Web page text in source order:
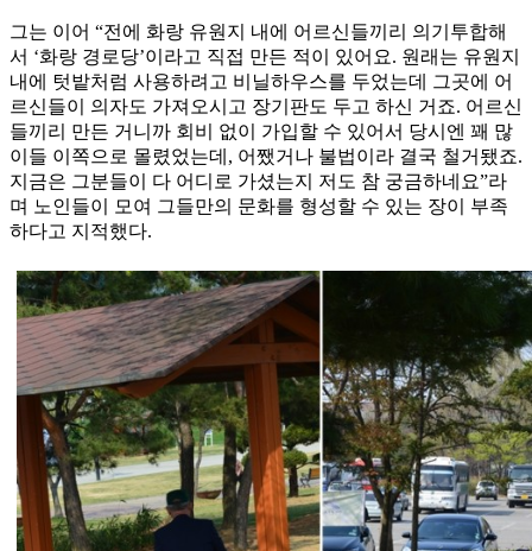
그는 이어 “전에 화랑 유원지 내에 어르신들끼리 의기투합해
서 ‘화랑 경로당’이라고 직접 만든 적이 있어요. 원래는 유원지
내에 텃밭처럼 사용하려고 비닐하우스를 두었는데 그곳에 어
르신들이 의자도 가져오시고 장기판도 두고 하신 거죠. 어르신
들끼리 만든 거니까 회비 없이 가입할 수 있어서 당시엔 꽤 많
이들 이쪽으로 몰렸었는데, 어쨌거나 불법이라 결국 철거됐죠.
지금은 그분들이 다 어디로 가셨는지 저도 참 궁금하네요”라
며 노인들이 모여 그들만의 문화를 형성할 수 있는 장이 부족
하다고 지적했다.